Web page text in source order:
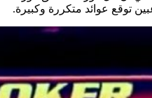
توقع عوائد متكررة وكبيرة.